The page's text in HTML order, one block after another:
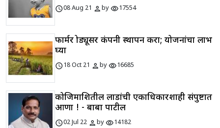
schedule08 Aug 21 personbyvisibility17554
फार्मर प्रोड्यूसर कंपनी स्थापन करा; योजनांचा लाभ
घ्या
schedule18 Oct 21 personbyvisibility16685
कोजिमाशितील लाडांची एकाधिकारशाही संपुष्टात
आणा ! - बाबा पाटील
schedule02 Jul 22 personbyvisibility14182